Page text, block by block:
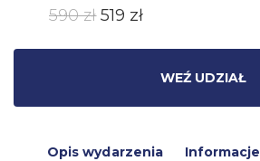
590 zł 519 zł
WEŹ UDZIAŁ
Opis wydarzenia Informacje